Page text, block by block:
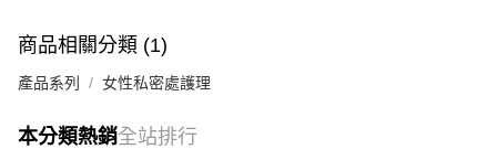
商品相關分類 (1)
產品系列 女性私密處護理
本分類熱銷全站排行